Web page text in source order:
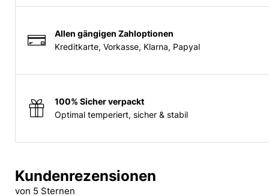
Allen gängigen Zahloptionen
Kreditkarte, Vorkasse, Klarna, Papyal
100% Sicher verpackt
Optimal temperiert, sicher & stabil
Kundenrezensionen
von 5 Sternen